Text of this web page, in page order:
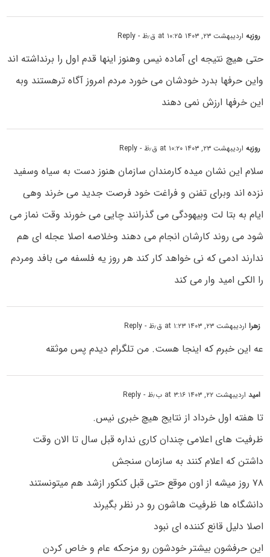
روزبهاردیبهشت ۲۳, ۱۴۰۳ at ۱۰:۲۵ ق٫ظ - Reply
حتی هیچ نتیجه ای آماده نیس وهنوز اینها قدم اول را برنداشته اند
واین حرفها بدرد خودشان می خورد مردم امروز آگاه ترهستند وبه
این خرفها ارزش نمی دهند
روزبهاردیبهشت ۲۳, ۱۴۰۳ at ۱۰:۲۰ ق٫ظ - Reply
سلام این نشان میده کارمندان سازمان هنوز دست به سیاه وسفید
نزده اند وبرای تفنن و فراغت خود فرصت جدید می خرند وهی
ایام به بتا لت وبیهودگی می گذرانند چایی می خورند وقت نماز می
شود می روند کارشان انجام می دهند وخلاصه اصلا عجله ای هم
ندارند ادمی که نی خواهد کار کند هر روز یه فلسفه می بافد ومردم
را الکی امید وار می کند
زهرااردیبهشت ۲۳, ۱۴۰۳ at ۱:۲۳ ق٫ظ - Reply
عه این خبرم که اینجا هست. من تلگرام دیدم پس موثقه
امیداردیبهشت ۲۲, ۱۴۰۳ at ۳:۱۶ ب٫ظ - Reply
تا هفته اول خرداد از نتایج هیچ خبری نیس.
ظرفیت های اعلامی چندان کاری نداره قبل سال تا الان وقت
داشتن که اعلام کنند به سازمان سنجش
۷۸ روز میشه از اون موقع حتی قبل کنکور ازشد هم میتونستند
دانشگاه ها ظرفیت هاشون رو در نظر بگیرند
اصلا دلیل قانع کننده ای نبود‌
این حرفشون بیشتر خودشون رو مزحکه عام و خاص کردن